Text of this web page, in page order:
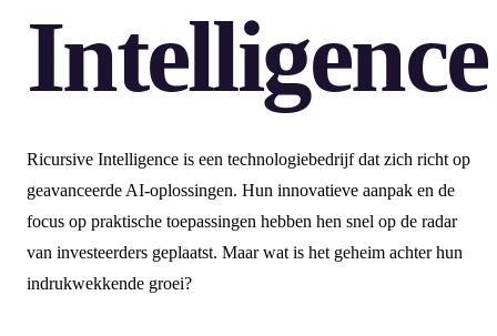
Intelligence
Ricursive Intelligence is een technologiebedrijf dat zich richt op
geavanceerde AI-oplossingen. Hun innovatieve aanpak en de
focus op praktische toepassingen hebben hen snel op de radar
van investeerders geplaatst. Maar wat is het geheim achter hun
indrukwekkende groei?